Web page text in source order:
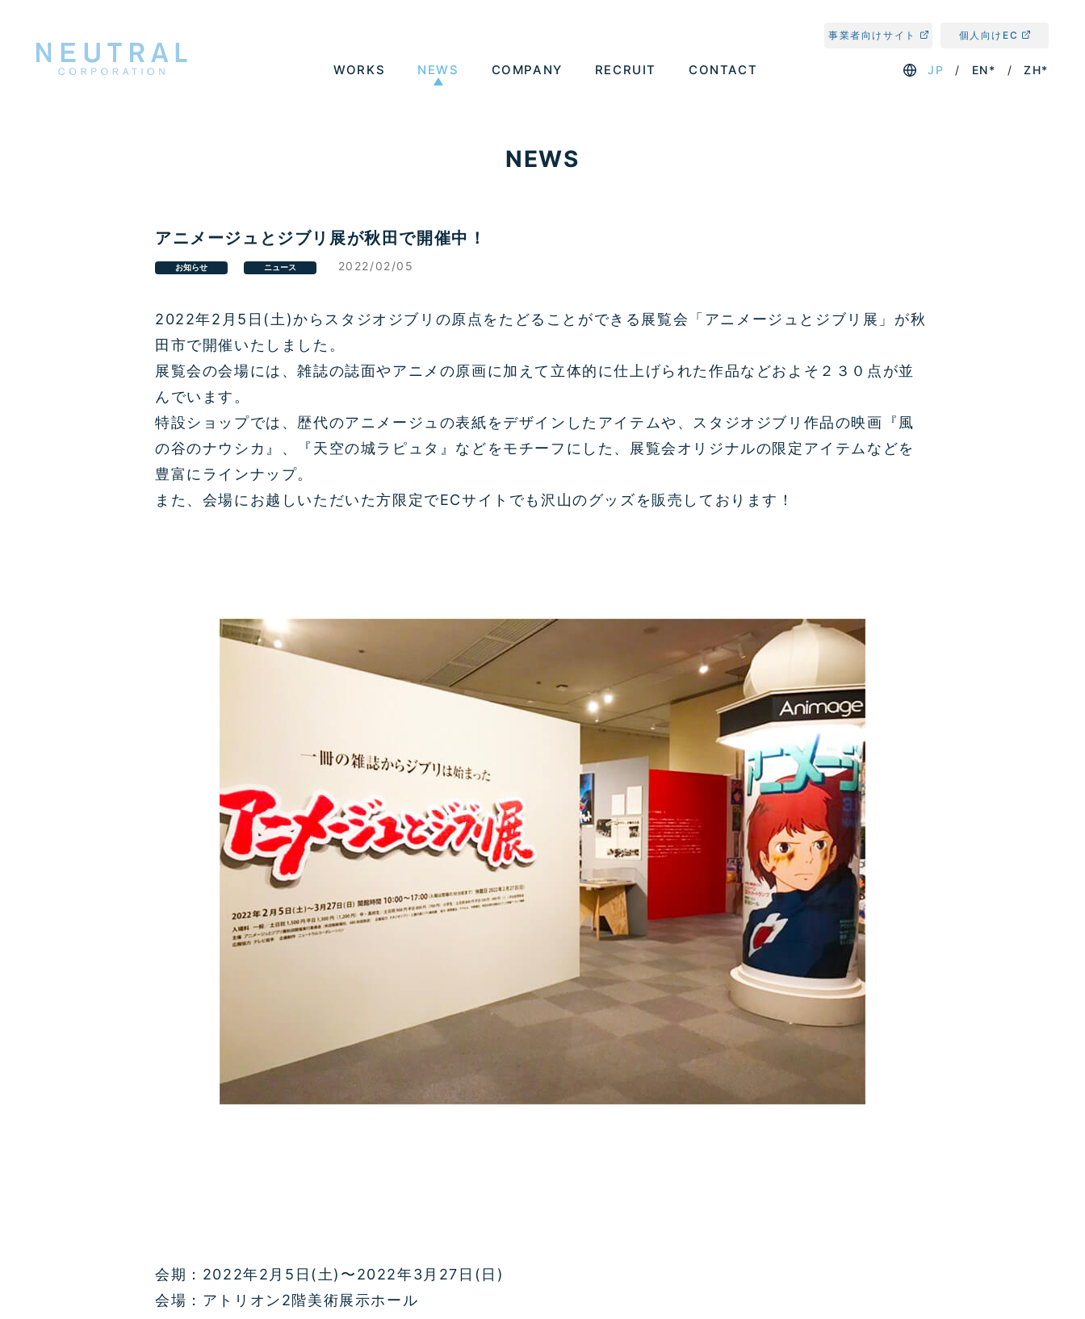
WORKS NEWS COMPANY RECRUIT CONTACT
事業者向けサイト 個人向けEC
JP EN* ZH*
NEWS
アニメージュとジブリ展が秋田で開催中！
お知らせ ニュース 2022/02/05
2022年2月5日(土)からスタジオジブリの原点をたどることができる展覧会「アニメージュとジブリ展」が秋
田市で開催いたしました。
展覧会の会場には、雑誌の誌面やアニメの原画に加えて立体的に仕上げられた作品などおよそ２３０点が並
んでいます。
特設ショップでは、歴代のアニメージュの表紙をデザインしたアイテムや、スタジオジブリ作品の映画『風
の谷のナウシカ』、『天空の城ラピュタ』などをモチーフにした、展覧会オリジナルの限定アイテムなどを
豊富にラインナップ。
また、会場にお越しいただいた方限定でECサイトでも沢山のグッズを販売しております！
会期：2022年2月5日(土)〜2022年3月27日(日)
会場：アトリオン2階美術展示ホール